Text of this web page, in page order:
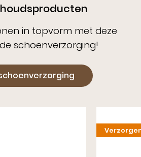
in topvorm met deze
schoenverzorging!